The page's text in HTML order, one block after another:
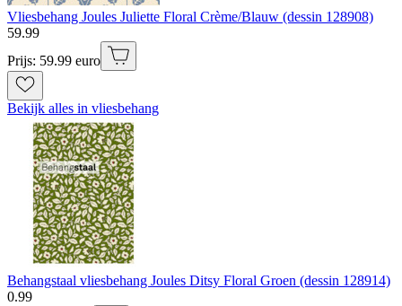
Vliesbehang Joules Juliette Floral Crème/Blauw (dessin 128908)
59.99
Prijs: 59.99 euro
Bekijk alles in vliesbehang
Behangstaal vliesbehang Joules Ditsy Floral Groen (dessin 128914)
0.99